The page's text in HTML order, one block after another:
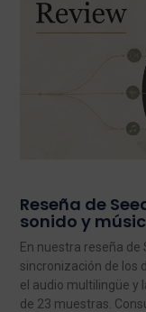
Reseña de
sonido y
En nuestra reseña de
sincronización de los
el audio multilingüe y
de 23 muestras.